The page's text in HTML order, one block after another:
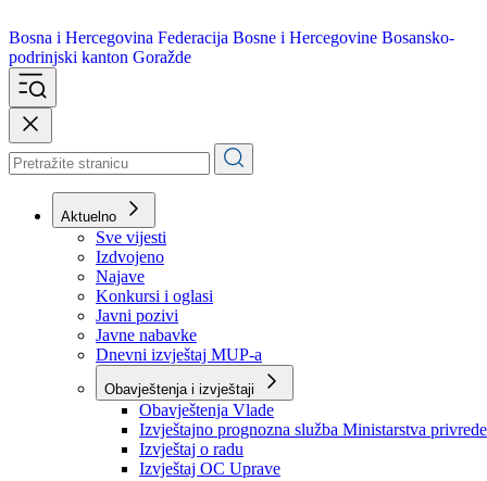
Bosna i Hercegovina
podrinjski kanton Goražde
Aktuelno
Sve vijesti
Izdvojeno
Najave
Konkursi i oglasi
Javni pozivi
Javne nabavke
Dnevni izvještaj MUP-a
Obavještenja i izvještaji
Obavještenja Vlade